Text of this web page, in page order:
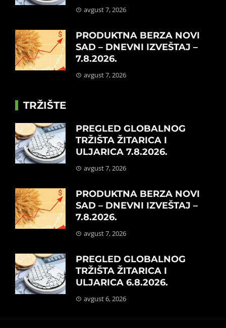
avgust 7, 2026
PRODUKTNA BERZA NOVI
SAD – DNEVNI IZVEŠTAJ –
7.8.2026.
avgust 7, 2026
TRŽIŠTE
PREGLED GLOBALNOG
TRŽIŠTA ŽITARICA I
ULJARICA 7.8.2026.
avgust 7, 2026
PRODUKTNA BERZA NOVI
SAD – DNEVNI IZVEŠTAJ –
7.8.2026.
avgust 7, 2026
PREGLED GLOBALNOG
TRŽIŠTA ŽITARICA I
ULJARICA 6.8.2026.
avgust 6, 2026